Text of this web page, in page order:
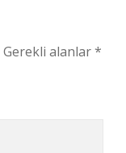
Gerekli alanlar*